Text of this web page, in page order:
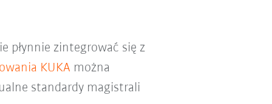
płynnie zintegrować się z
KUKA można
standardy magistrali